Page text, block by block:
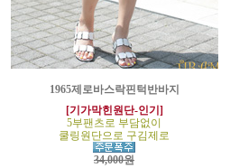
1965제로바스락핀턱반바지
[기가막힌원단-인기]
5부팬츠로 부담없이
쿨링원단으로 구김제로
34,000원